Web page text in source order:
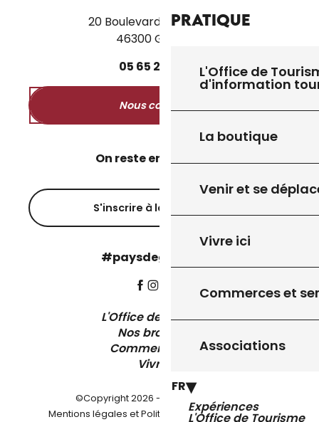
Pratique
L'Office de
d'information
La boutique
Venir et se
Vivre ici
Commerces et
Associations
FR
Expériences
L'Office de Tourisme
20 Boulevard des Martyrs
46300 Gourdon
05 65 27 50
Nous contacter
On reste en contact ?
S'inscrire à la newsletter
#paysdegourdon !
L'Office de Tourisme
Nos brochures
Comment venir ?
Vivre ici
©Copyright 2026 - Pays de Gourdon
Mentions légales et Politique de confidentialité-